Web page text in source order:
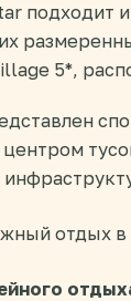
подходит
5*,